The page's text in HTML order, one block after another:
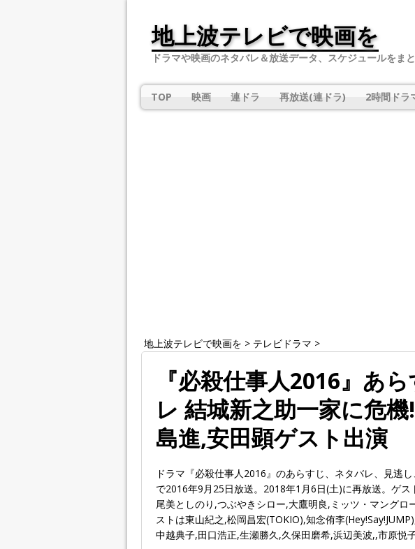
地上波テレビで映画を
ドラマや映画のネタバレ＆放送データ、スケジュールをまと
TOP 映画 連ドラ 再放送(連ドラ) 2時間ドラ
地上波テレビで映画を > テレビドラマ >
『必殺仕事人2016』あ
レ 結城新之助一家に危
島進,安田顕ゲスト出演
ドラマ『必殺仕事人2016』のあらすじ、ネタバレ、見逃
で2016年9月25日放送。2018年1月6日(土)に再放送。ゲ
尾美としのり,つぶやきシロー,大鷹明良,ミッツ・マングロ
ストは東山紀之,松岡昌宏(TOKIO),知念侑李
中越典子,田口浩正,生瀬勝久,久保田磨希,浜辺美波,,市原悦子